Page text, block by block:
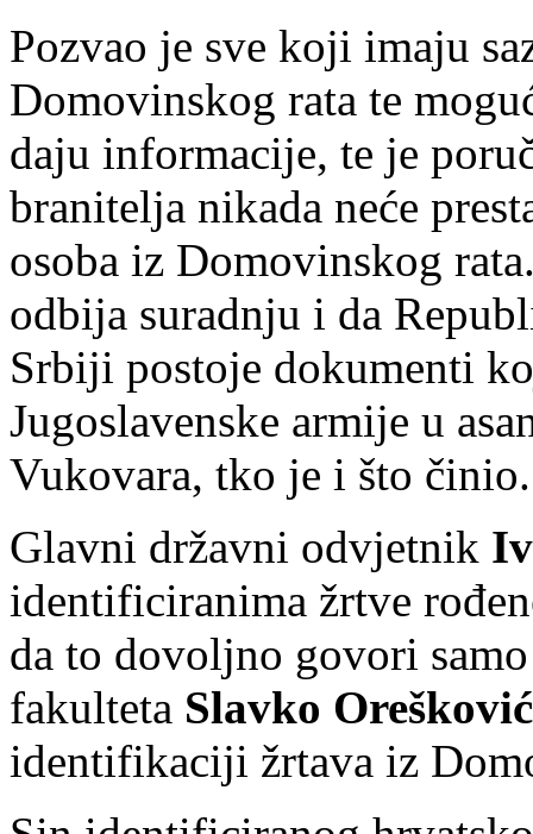
Pozvao je sve koji imaju
Domovinskog rata te
daju informacije, te je
branitelja nikada neće
osoba iz Domovinskog
odbija suradnju i da
Srbiji postoje dokumenti
Jugoslavenske armije u
Vukovara, tko je i što činio.
Glavni državni odvjetnik
identificiranima žrtve
da to dovoljno govori
fakulteta Slavko Orešković
identifikaciji žrtava iz